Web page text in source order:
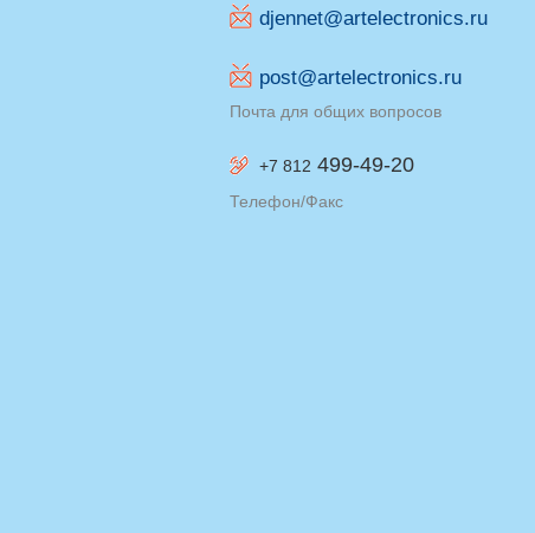
djennet@artelectronics.ru
post@artelectronics.ru
Почта для общих вопросов
+7 812 499-49-20
Телефон/Факс